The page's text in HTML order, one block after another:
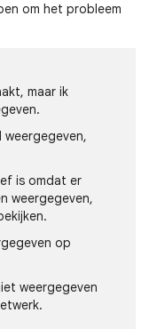
om het probleem
maar ik
weergegeven,
is omdat er
weergegeven,
op
weergegeven